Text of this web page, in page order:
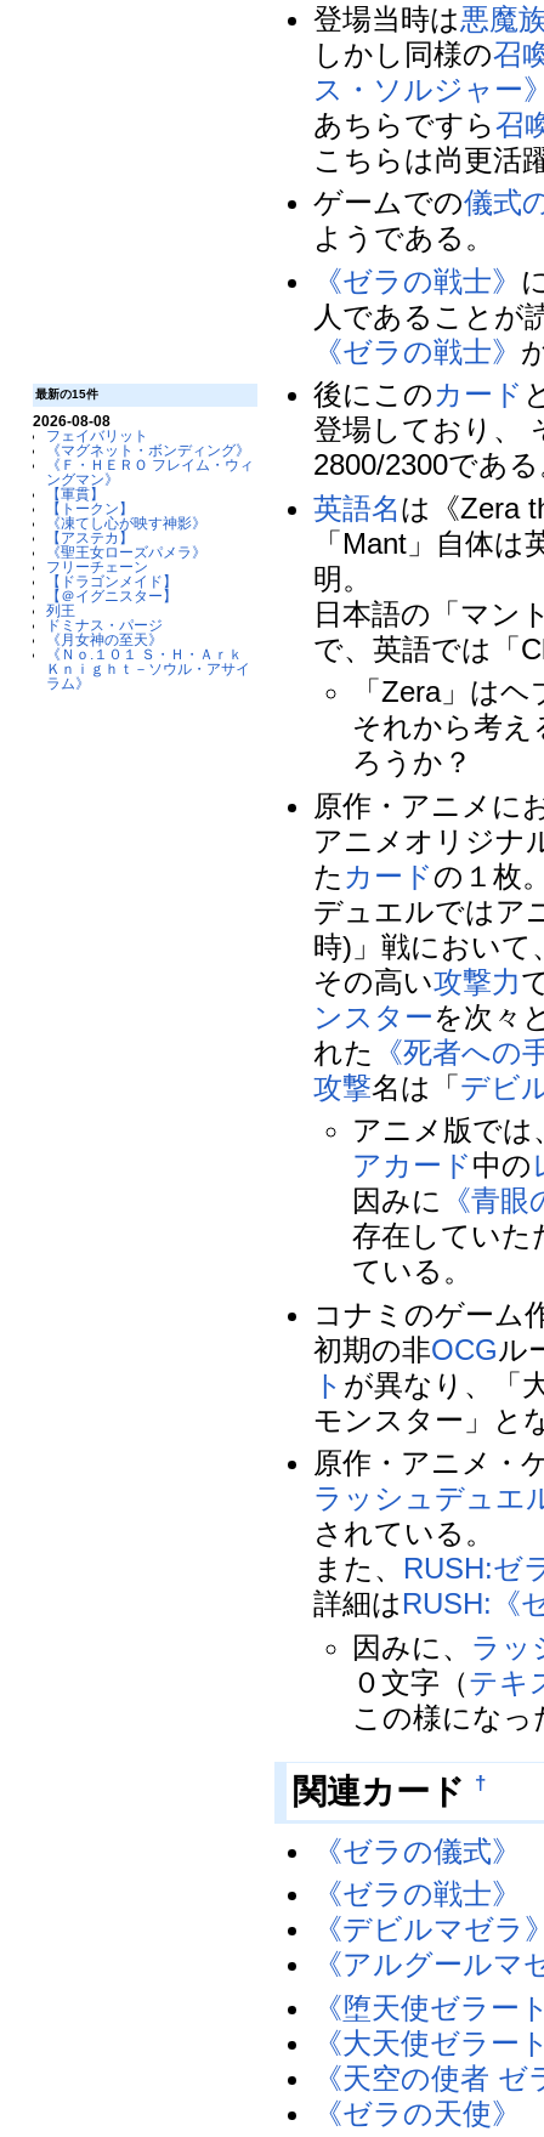
最新の15件
2026-08-08
フェイバリット
《マグネット・ボンディング》
《Ｆ・ＨＥＲＯ フレイム・ウィ
ングマン》
【軍貫】
【トークン】
《凍てし心が映す神影》
【アステカ】
《聖王女ローズパメラ》
フリーチェーン
【ドラゴンメイド】
【＠イグニスター】
列王
ドミナス・パージ
《月女神の至天》
《Ｎｏ.１０１ Ｓ・Ｈ・Ａｒｋ
Ｋｎｉｇｈｔ－ソウル・アサイ
ラム》
登場当時は悪魔
しかし同様の召
ス・ソルジャー
あちらですら召
こちらは尚更活
ゲームでの儀式
ようである。
《ゼラの戦士》
人であることが
《ゼラの戦士》
後にこのカード
登場しており、
2800/2300であ
英語名は《Zera
「Mant」自体
明。
日本語の「マン
で、英語では「
「Zera」は
それから考え
ろうか？
原作・アニメに
アニメオリジナ
た カードの１枚
デュエルではア
時)」戦において
その高い攻撃力
ンスターを次々
れた
《死者への
攻撃名は「デビ
アニメ版では
アカード中の
因みに
《青
存在していた
ている。
コナミのゲーム
初期の非OCGル
ト が異なり、「
モンスター」と
原作・アニメ・
ラッシュデュエ
されている。
また、 RUSH:ゼ
詳細はRUSH:《
因みに、 ラッ
０文字（テキ
この様になっ
関連カード †
《ゼラの儀式》
《ゼラの戦士》
《デビルマゼラ
《アルグールマ
《堕天使ゼラー
《大天使ゼラー
《天空の使者
《ゼラの天使》